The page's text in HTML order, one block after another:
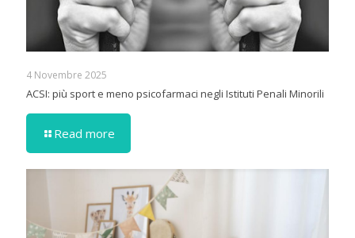
4 Novembre 2025
ACSI: più sport e meno psicofarmaci negli Istituti Penali Minorili
Read more